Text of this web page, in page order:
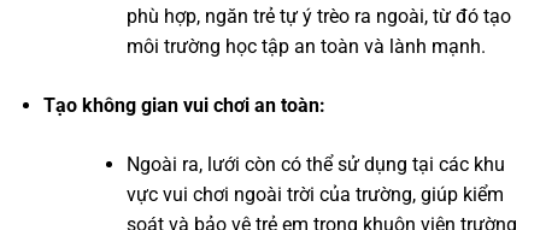
phù hợp, ngăn trẻ tự ý trèo ra ngoài, từ đó tạo
môi trường học tập an toàn và lành mạnh.
Tạo không gian vui chơi an toàn:
Ngoài ra, lưới còn có thể sử dụng tại các khu
vực vui chơi ngoài trời của trường, giúp kiểm
soát và bảo vệ trẻ em trong khuôn viên trường